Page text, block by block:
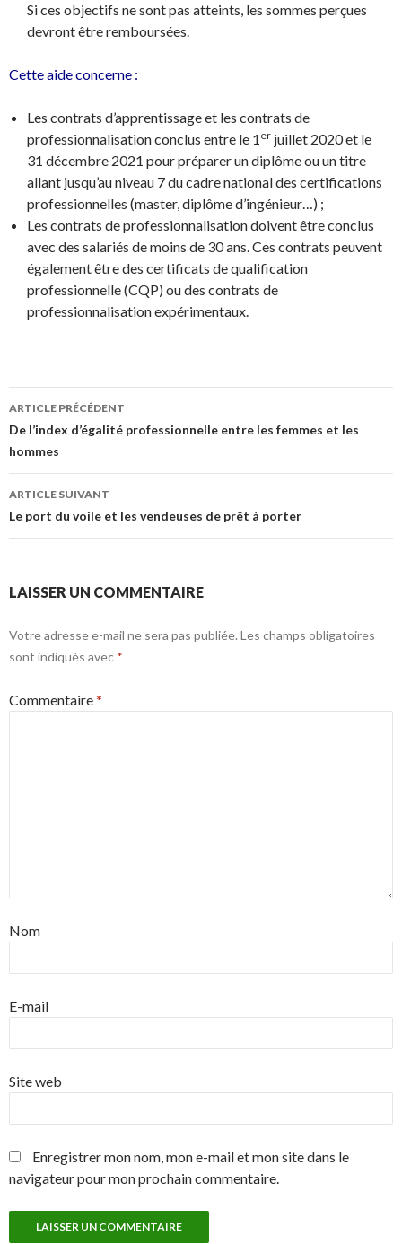
Si ces objectifs ne sont pas atteints, les sommes perçues
devront être remboursées.
Cette aide concerne :
Les contrats d’apprentissage et les contrats de
professionnalisation conclus entre le 1 er juillet 2020 et le
31 décembre 2021 pour préparer un diplôme ou un titre
allant jusqu’au niveau 7 du cadre national des certifications
professionnelles (master, diplôme d’ingénieur…) ;
Les contrats de professionnalisation doivent être conclus
avec des salariés de moins de 30 ans. Ces contrats peuvent
également être des certificats de qualification
professionnelle (CQP) ou des contrats de
professionnalisation expérimentaux.
Navigation
des
articles
ARTICLE PRÉCÉDENT
De l’index d’égalité professionnelle entre les femmes et les
hommes
ARTICLE SUIVANT
Le port du voile et les vendeuses de prêt à porter
LAISSER UN COMMENTAIRE
Votre adresse e-mail ne sera pas publiée. Les champs obligatoires
sont indiqués avec *
Commentaire*
Nom
E-mail
Site web
Enregistrer mon nom, mon e-mail et mon site dans le
navigateur pour mon prochain commentaire.